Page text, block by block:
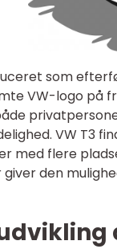
som
VW-logo på
VW T3
med flere
giver den